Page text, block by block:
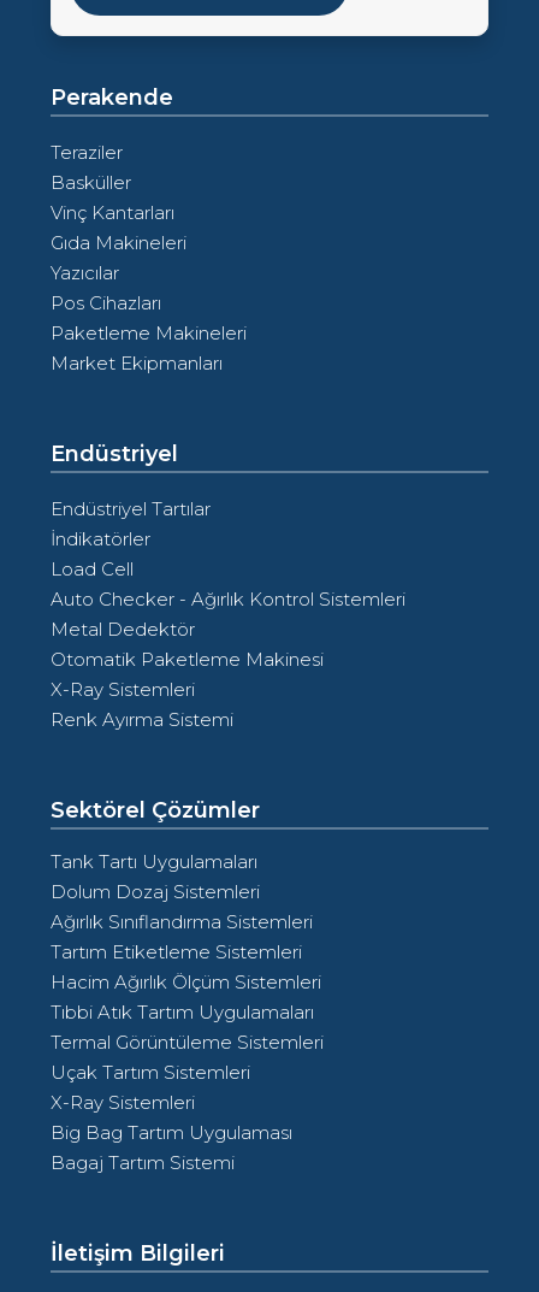
info@casturkey.com
Perakende
Teraziler
Basküller
Vinç Kantarları
Gıda Makineleri
Yazıcılar
Pos Cihazları
Paketleme Makineleri
Market Ekipmanları
Endüstriyel
Endüstriyel Tartılar
İndikatörler
Load Cell
Auto Checker - Ağırlık Kontrol Sistemleri
Metal Dedektör
Otomatik Paketleme Makinesi
X-Ray Sistemleri
Renk Ayırma Sistemi
Sektörel Çözümler
Tank Tartı Uygulamaları
Dolum Dozaj Sistemleri
Ağırlık Sınıflandırma Sistemleri
Tartım Etiketleme Sistemleri
Hacim Ağırlık Ölçüm Sistemleri
Tıbbi Atık Tartım Uygulamaları
Termal Görüntüleme Sistemleri
Uçak Tartım Sistemleri
X-Ray Sistemleri
Big Bag Tartım Uygulaması
Bagaj Tartım Sistemi
İletişim Bilgileri